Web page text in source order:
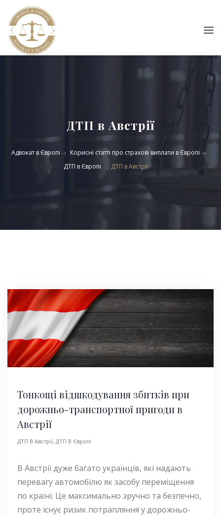
ДТП в Австрії
Адвокат в Європі
Корисні статті про страхові виплати в Європі
ДТП в Європі
ДТП в Австрії
Тонкощі відшкодування збитків при
дорожньо-транспортної пригоди в
Австрії
ДТП В Австрії, ДТП В Європі
В Австрії дуже багато українців, які надають
перевагу автомобілю як засобу переміщення
по країні. Це максимально зручно та безпечно,
проте існує ризик потрапляння у дорожньо-